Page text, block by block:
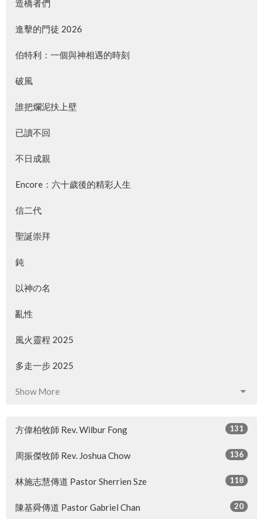
造橋者們
進擊的門徒 2026
伯特利：一個與神相遇的時刻
破風
誰把爛泥扶上壁
已讀不回
不日成親
Encore：六十歲後的精彩人生
信二代
聖誕崇拜
鈍
以神の名
亂性
風火靈程 2025
多走一步 2025
Show More
方偉柏牧師 Rev. Wilbur Fong 131
周振傑牧師 Rev. Joshua Chow 136
林施志慧傳道 Pastor Sherrien Sze 118
陳基舜傳道 Pastor Gabriel Chan 20